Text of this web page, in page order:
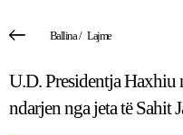
Ballina/ Lajme
U.D. Presidentja Haxhiu
ndarjen nga jeta të Sahit